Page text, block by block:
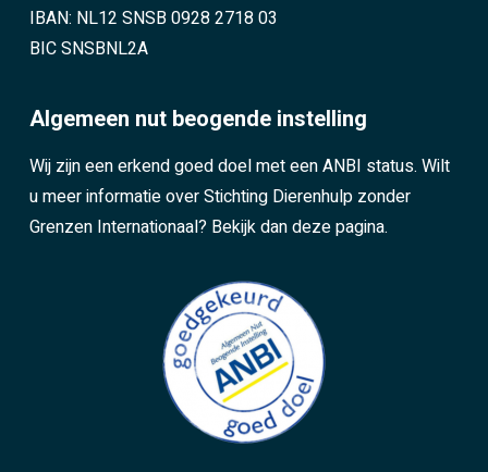
IBAN: NL12 SNSB 0928 2718 03
BIC SNSBNL2A
Algemeen nut beogende instelling
Wij zijn een erkend goed doel met een ANBI status. Wilt
u meer informatie over Stichting Dierenhulp zonder
Grenzen Internationaal? Bekijk dan deze pagina.